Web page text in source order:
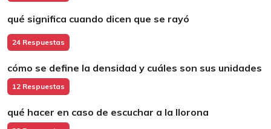
qué significa cuando dicen que se rayó
24 Respuestas
cómo se define la densidad y cuáles son sus unidades
12 Respuestas
qué hacer en caso de escuchar a la llorona